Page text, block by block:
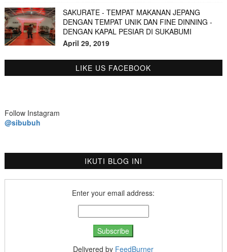
SAKURATE - TEMPAT MAKANAN JEPANG
DENGAN TEMPAT UNIK DAN FINE DINNING -
DENGAN KAPAL PESIAR DI SUKABUMI
April 29, 2019
LIKE US FACEBOOK
Follow Instagram
@sibubuh
IKUTI BLOG INI
Enter your email address:
Delivered by FeedBurner